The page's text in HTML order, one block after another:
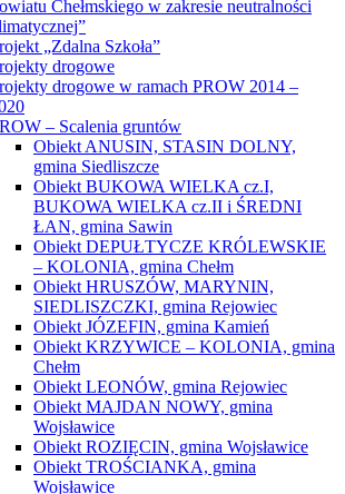
Chełmskiego w zakresie neutralności
„Zdalna Szkoła”
drogowe
drogowe w ramach PROW 2014 –
– Scalenia gruntów
Obiekt ANUSIN, STASIN DOLNY,
gmina Siedliszcze
Obiekt BUKOWA WIELKA cz.I,
BUKOWA WIELKA cz.II i ŚREDNI
ŁAN, gmina Sawin
Obiekt DEPUŁTYCZE KRÓLEWSKIE
– KOLONIA, gmina Chełm
Obiekt HRUSZÓW, MARYNIN,
SIEDLISZCZKI, gmina Rejowiec
Obiekt JÓZEFIN, gmina Kamień
Obiekt KRZYWICE – KOLONIA, gmina
Chełm
Obiekt LEONÓW, gmina Rejowiec
Obiekt MAJDAN NOWY, gmina
Wojsławice
Obiekt ROZIĘCIN, gmina Wojsławice
Obiekt TROŚCIANKA, gmina
Wojsławice